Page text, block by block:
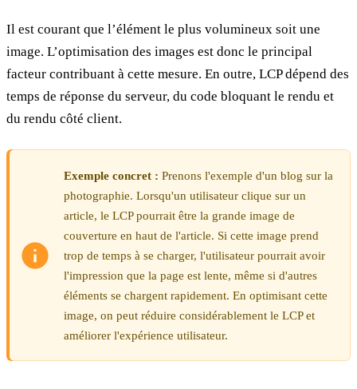
Il est courant que l’élément le plus volumineux soit une
image. L’optimisation des images est donc le principal
facteur contribuant à cette mesure. En outre, LCP dépend des
temps de réponse du serveur, du code bloquant le rendu et
du rendu côté client.
Exemple concret : Prenons l'exemple d'un blog sur la
photographie. Lorsqu'un utilisateur clique sur un
article, le LCP pourrait être la grande image de
couverture en haut de l'article. Si cette image prend
trop de temps à se charger, l'utilisateur pourrait avoir
l'impression que la page est lente, même si d'autres
éléments se chargent rapidement. En optimisant cette
image, on peut réduire considérablement le LCP et
améliorer l'expérience utilisateur.